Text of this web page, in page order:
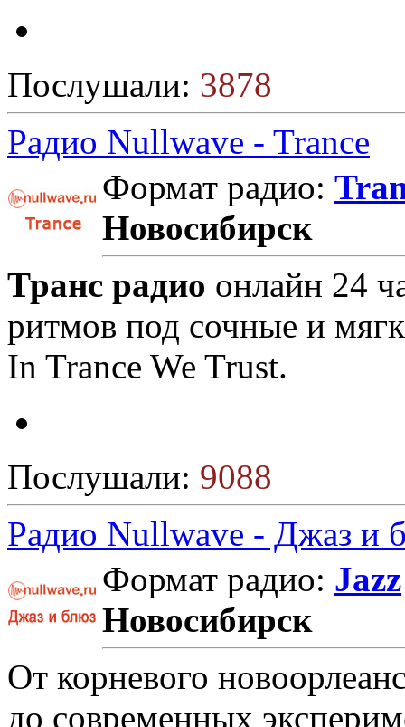
Послушали: 3878
Радио Nullwave - Trance
Формат радио:
Новосибирск
Транс радио онлайн 24
ритмов под сочные и
In Trance We Trust.
Послушали: 9088
Радио Nullwave - Джаз и
Формат радио: Jazz
Новосибирск
От корневого
до современных